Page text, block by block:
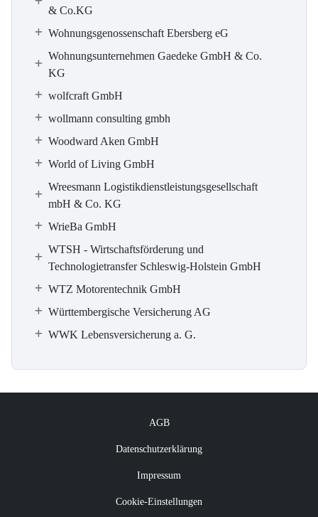
& Co.KG
Wohnungsgenossenschaft Ebersberg eG
Wohnungsunternehmen Gaedeke GmbH & Co.
KG
wolfcraft GmbH
wollmann consulting gmbh
Woodward Aken GmbH
World of Living GmbH
Wreesmann Logistikdienstleistungsgesellschaft
mbH & Co. KG
WrieBa GmbH
WTSH - Wirtschaftsförderung und
Technologietransfer Schleswig-Holstein GmbH
WTZ Motorentechnik GmbH
Württembergische Versicherung AG
WWK Lebensversicherung a. G.
AGB
Datenschutzerklärung
Impressum
Cookie-Einstellungen